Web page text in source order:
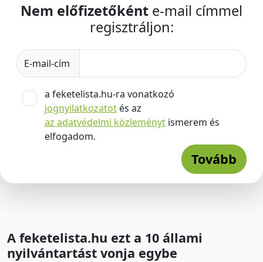
Nem előfizetőként e-mail címmel
regisztráljon:
E-mail-cím
a feketelista.hu-ra vonatkozó
jognyilatkozatot és az
az adatvédelmi közleményt ismerem és
elfogadom.
Tovább
A feketelista.hu ezt a 10 állami
nyilvántartást vonja egybe